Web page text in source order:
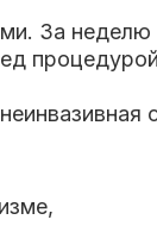
За неделю